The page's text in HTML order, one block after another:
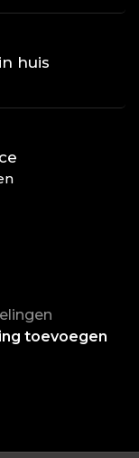
huis
toevoegen